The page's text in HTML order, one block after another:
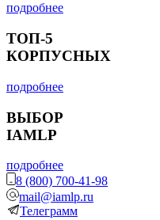
подробнее
ТОП-5
КОРПУСНЫХ
подробнее
ВЫБОР
IAMLP
подробнее
8 (800) 700-41-98
mail@iamlp.ru
Телеграмм